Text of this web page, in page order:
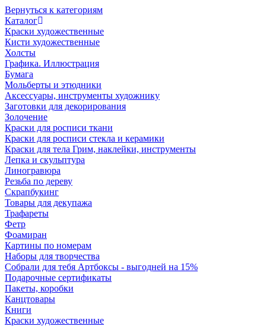
Вернуться к категориям
Каталог
Краски художественные
Кисти художественные
Холсты
Графика. Иллюстрация
Бумага
Мольберты и этюдники
Аксессуары, инструменты художнику
Заготовки для декорирования
Золочение
Краски для росписи ткани
Краски для росписи стекла и керамики
Краски для тела Грим, наклейки, инструменты
Лепка и скульптура
Линогравюра
Резьба по дереву
Скрапбукинг
Товары для декупажа
Трафареты
Фетр
Фоамиран
Картины по номерам
Наборы для творчества
Собрали для тебя Артбоксы - выгодней на 15%
Подарочные сертификаты
Пакеты, коробки
Канцтовары
Книги
Краски художественные